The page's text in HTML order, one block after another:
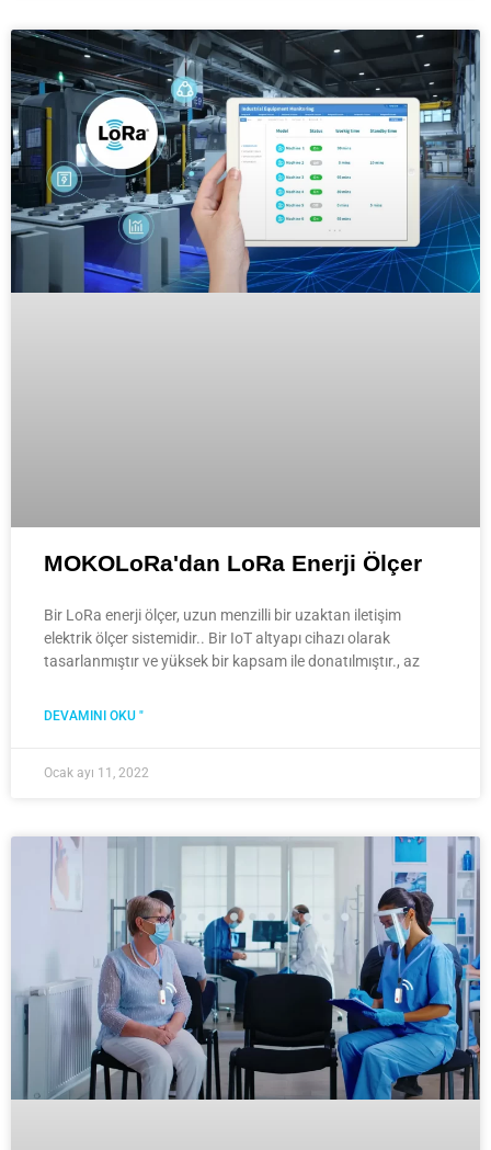
MOKOLoRa'dan LoRa Enerji Ölçer
Bir LoRa enerji ölçer, uzun menzilli bir uzaktan iletişim
elektrik ölçer sistemidir.. Bir IoT altyapı cihazı olarak
tasarlanmıştır ve yüksek bir kapsam ile donatılmıştır., az
DEVAMINI OKU "
Ocak ayı 11, 2022